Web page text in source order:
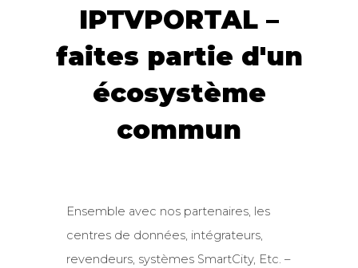
IPTVPORTAL –
faites partie d'un
écosystème
commun
Ensemble avec nos partenaires, les
centres de données, intégrateurs,
revendeurs, systèmes SmartCity, Etc. –